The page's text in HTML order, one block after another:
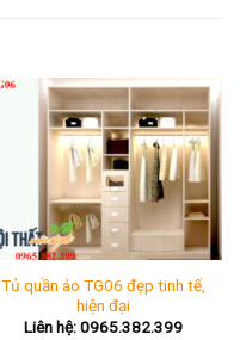
Tủ quần áo TG06 đẹp tinh tế,
hiện đại
Liên hệ: 0965.382.399